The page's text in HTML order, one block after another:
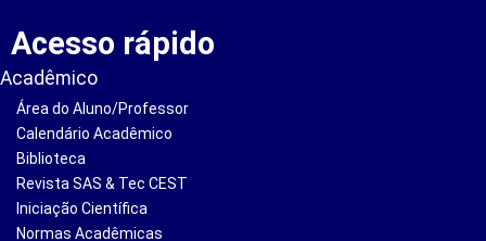
Acesso rápido
Acadêmico
Área do Aluno/Professor
Calendário Acadêmico
Biblioteca
Revista SAS & Tec CEST
Iniciação Científica
Normas Acadêmicas